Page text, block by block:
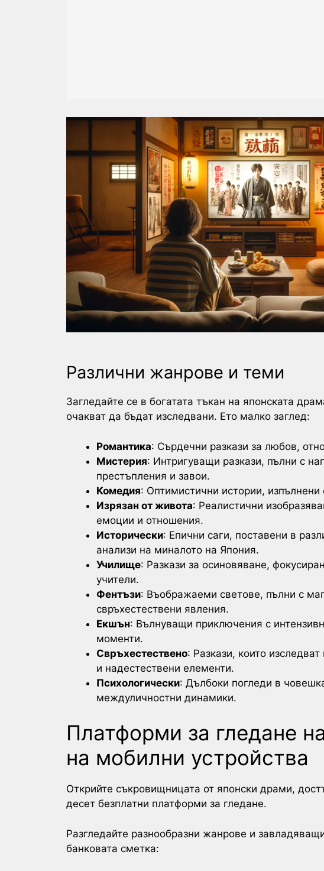
Различни жанрове и теми
Загледайте се в богатата тъкан на японската
очакват да бъдат изследвани. Ето малко заглед:
Романтика: Сърдечни разкази за любов,
Мистерия: Интригуващи разкази, пълни с
престъпления и завои.
Комедия: Оптимистични истории,
Изрязан от живота: Реалистични
емоции и отношения.
Исторически: Епични саги, поставени в
анализи на миналото на Япония.
Училище: Разкази за осиновяване,
учители.
Фентъзи: Въображаеми светове, пълни с
свръхестествени явления.
Екшън: Вълнуващи приключения с
моменти.
Свръхестествено: Разкази, които
и надестествени елементи.
Психологически: Дълбоки погледи в
междуличностни динамики.
Платформи за гледане
на мобилни устройства
Открийте съкровищницата от японски драми,
десет безплатни платформи за гледане.
Разгледайте разнообразни жанрове и
банковата сметка: